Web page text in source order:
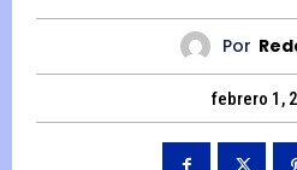
Por
febrero 1,